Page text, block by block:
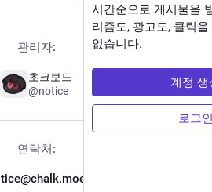
관리자:
초크보드
@notice
연락처:
시간순으로 게시물을
리즘도, 광고도, 클릭
없습니다.
계정 생
로그